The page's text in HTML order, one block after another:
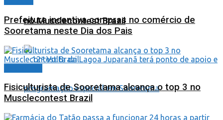
no Musclecontest Brazil
Prefeitura incentiva compras no comércio de
Sooretama neste Dia dos Pais
Fisiculturista de Sooretama alcança o top 3 no
Musclecontest Brazil